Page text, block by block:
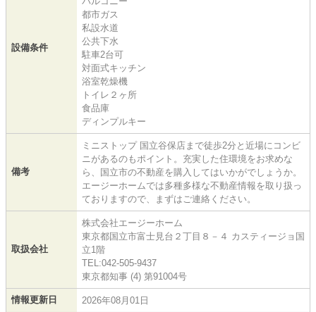
設備条件
都市ガス
私設水道
公共下水
駐車2台可
対面式キッチン
浴室乾燥機
トイレ２ヶ所
食品庫
ディンプルキー
備考
ミニストップ 国立谷保店まで徒歩2分と近場にコンビ
ニがあるのもポイント。充実した住環境をお求めな
ら、国立市の不動産を購入してはいかがでしょうか。
エージーホームでは多種多様な不動産情報を取り扱っ
ておりますので、まずはご連絡ください。
取扱会社
株式会社エージーホーム
東京都国立市富士見台２丁目８－４ カスティージョ国
立1階
TEL:042-505-9437
東京都知事 (4) 第91004号
情報更新日 2026年08月01日